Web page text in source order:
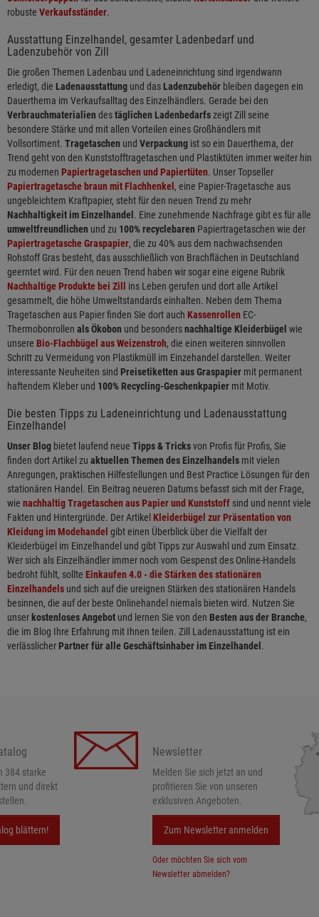
robuste Verkaufsständer.
Ausstattung Einzelhandel, gesamter Ladenbedarf und
Ladenzubehör von Zill
Die großen Themen Ladenbau und Ladeneinrichtung sind irgendwann
erledigt, die Ladenausstattung und das Ladenzubehör bleiben dagegen ein
Dauerthema im Verkaufsalltag des Einzelhändlers. Gerade bei den
Verbrauchmaterialien destäglichen Ladenbedarfszeigt Zill seine
besondere Stärke und mit allen Vorteilen eines Großhändlers mit
Vollsortiment. Tragetaschen und Verpackung ist so ein Dauerthema, der
Trend geht von den Kunststofftragetaschen und Plastiktüten immer weiter hin
zu modernen Papiertragetaschen und Papiertüten. Unser Topseller
Papiertragetasche braun mit Flachhenkel , eine Papier-Tragetasche aus
ungebleichtem Kraftpapier, steht für den neuen Trend zu mehr
Nachhaltigkeit im Einzelhandel . Eine zunehmende Nachfrage gibt es für alle
umweltfreundlichen und zu 100% recyclebaren Papiertragetaschen wie der
Papiertragetasche Graspapier, die zu 40% aus dem nachwachsenden
Rohstoff Gras besteht, das ausschließlich von Brachflächen in Deutschland
geerntet wird. Für den neuen Trend haben wir sogar eine eigene Rubrik
Nachhaltige Produkte bei Zill
ins Leben gerufen und dort alle Artikel
gesammelt, die höhe Umweltstandards einhalten. Neben dem Thema
Tragetaschen aus Papier finden Sie dort auch Kassenrollen EC-
Thermobonrollen als Ökobon und besondersnachhaltige Kleiderbügel wie
unsere Bio-Flachbügel aus Weizenstroh, die einen weiteren sinnvollen
Schritt zu Vermeidung von Plastikmüll im Einzehandel darstellen. Weiter
interessante Neuheiten sind Preisetiketten aus Graspapier mit permanent
haftendem Kleber und 100% Recycling-Geschenkpapier mit Motiv.
Die besten Tipps zu Ladeneinrichtung und Ladenausstattung
Einzelhandel
Unser Blog bietet laufend neue Tipps & Tricksvon Profis für Profis, Sie
finden dort Artikel zu aktuellen Themen des Einzelhandels mit vielen
Anregungen, praktischen Hilfestellungen und Best Practice Lösungen für den
stationären Handel. Ein Beitrag neueren Datums befasst sich mit der Frage,
wie nachhaltig Tragetaschen aus Papier und Kunststoff sind und nennt viele
Fakten und Hintergründe. Der Artikel Kleiderbügel zur Präsentation von
Kleidung im Modehandel gibt einen Überblick über die Vielfalt der
Kleiderbügel im Einzelhandel und gibt Tipps zur Auswahl und zum Einsatz.
Wer sich als Einzelhändler immer noch vom Gespenst des Online-Handels
bedroht fühlt, sollte Einkaufen 4.0 - die Stärken des stationären
Einzelhandels und sich auf die ureignen Stärken des stationären Handels
besinnen, die auf der beste Onlinehandel niemals bieten wird. Nutzen Sie
unser kostenloses Angebot und lernen Sie von den Besten aus der Branche,
die im Blog Ihre Erfahrung mit Ihnen teilen. Zill Ladenausstattung ist ein
verlässlicher Partner für alle Geschäftsinhaber im Einzelhandel .
384 starke
und direkt
blättern!
Newsletter
Melden Sie sich jetzt an und
profitieren Sie von unseren
exklusiven Angeboten.
Zum Newsletter anmelden
Oder möchten Sie sich vom
Newsletter abmelden?